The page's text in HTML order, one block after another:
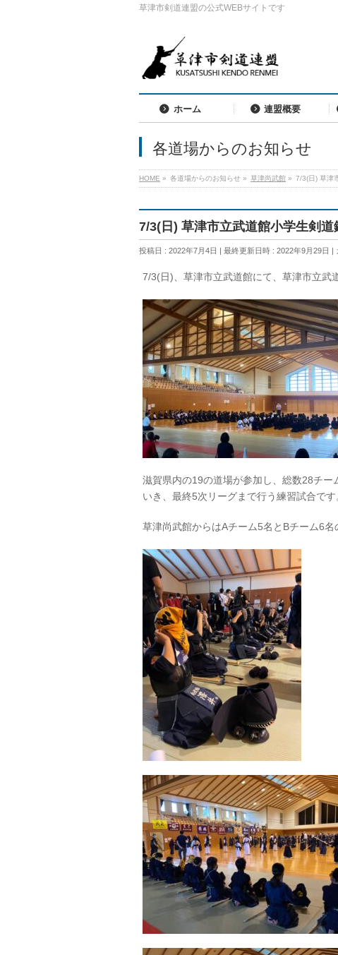
草津市剣道連盟の公式WEBサイトです
ホーム 連盟概要
各道場からのお知らせ
HOME » 各道場からのお知らせ » 草津尚武館 » 7/3(日) 草津
7/3(日) 草津市立武道館小学生剣
投稿日 : 2022年7月4日 最終更新日時 : 2022年9月29日
7/3(日) 、草津市立武道館にて、草津市立武
滋賀県内の19の道場が参加し、総数28チー
いき、最終5次リーグまで行う練習試合です
草津尚武館からはAチーム5名と Bチーム6名